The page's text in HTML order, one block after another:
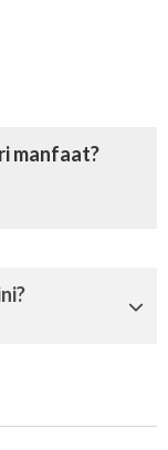
manfaat?